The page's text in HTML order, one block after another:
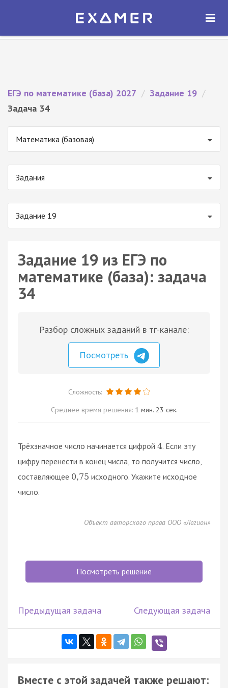
Экзамер — ЕГЭ 2027
ОТКРЫТЬ
ЕГЭ по математике (база) 2027 / Задание 19 /
Задача 34
Математика (базовая)
Задания
Задание 19
Задание 19 из ЕГЭ по
математике (база): задача
34
Разбор сложных заданий в тг-канале:
Посмотреть
Сложность:
Среднее время решения: 1 мин. 23 сек.
Трёхзначное число начинается цифрой 4. Если эту
цифру перенести в конец числа, то получится число,
составляющее 0,75 исходного. Укажите исходное
число.
Объект авторского права ООО «Легион»
Посмотреть решение
Предыдущая задача Следующая задача
Вместе с этой задачей также решают: